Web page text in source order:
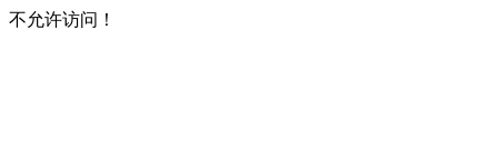
不允许访问！